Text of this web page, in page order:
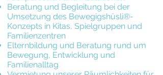
Beratung und Begleitung bei der
Umsetzung des Bewegigshüsli®-
Konzepts in Kitas, Spielgruppen und
Familienzentren
Elternbildung und Beratung rund um
Bewegung, Entwicklung und
Familienalltag